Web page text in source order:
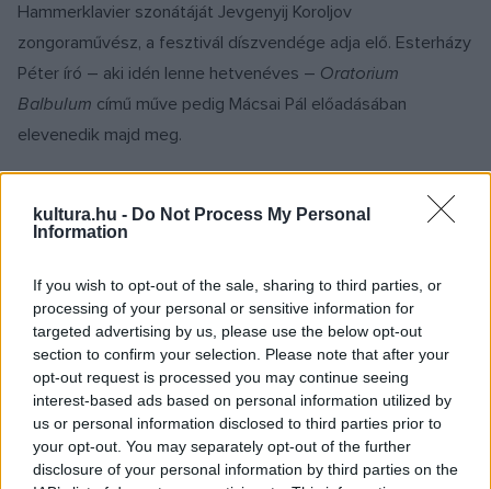
kultura.hu - Do Not Process My Personal
Information
If you wish to opt-out of the sale, sharing to third parties, or
processing of your personal or sensitive information for
targeted advertising by us, please use the below opt-out
section to confirm your selection. Please note that after your
opt-out request is processed you may continue seeing
interest-based ads based on personal information utilized by
us or personal information disclosed to third parties prior to
your opt-out. You may separately opt-out of the further
disclosure of your personal information by third parties on the
Hammerklavier szonátáját Jevgenyij Koroljov
zongoraművész, a fesztivál díszvendége adja elő. Esterházy
Péter író – aki idén lenne hetvenéves – Oratorium
Balbulum című műve pedig Mácsai Pál előadásában
elevenedik majd meg.
Az idei fesztiválon az egyébként a nagyközönség elől elzárt
terek is megnyílnak. Az orgonatúra alatt a Pannonhalmi
megszólaltatják, és az érdeklődőket elkalauzolják egyebek
között a Gyilokfolyosóra, amely a tatárjárás idején negyven
szerzetesnek nyújtott védelmet.
A közönség beszélgetést hallhat Tolnai Ottó költővel, Keller
András hegedűművész, a fesztivál művészeti vezetője és
Anu Komsi szoprán Kurtág GyörgyKafka-töredékek című